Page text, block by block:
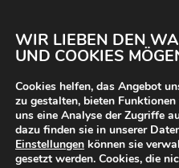
WIR LIEBEN DEN
UND COOKIES
Cookies helfen, das Angebot
zu gestalten, bieten
uns eine Analyse der Zugriffe
dazu finden sie in unserer
Einstellungen können sie
gesetzt werden. Cookies, die